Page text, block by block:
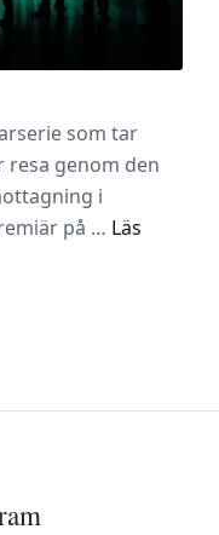
som tar
genom den
i
på … Läs